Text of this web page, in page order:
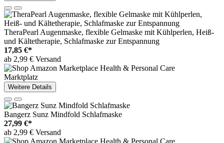
TheraPearl Augenmaske, flexible Gelmaske mit Kühlperlen, Heiß-
und Kältetherapie, Schlafmaske zur Entspannung
17,85 €*
ab 2,99 € Versand
Marktplatz
Weitere Details
Bangerz Sunz Mindfold Schlafmaske
27,99 €*
ab 2,99 € Versand